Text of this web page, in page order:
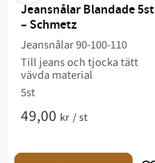
Jeansnålar Blandade 5st
– Schmetz
Jeansnålar 90-100-110
Till jeans och tjocka tätt
vävda material
5st
49,00 kr /st